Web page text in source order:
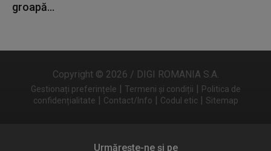
groapă...
Copyright © 2026 / DIGI ROMANIA S.A.
Gestionați preferințele | Termeni și condiții | Politica de
confidențialitate | Contact/Info | Codul etic | Sitemap
Urmărește-ne și pe